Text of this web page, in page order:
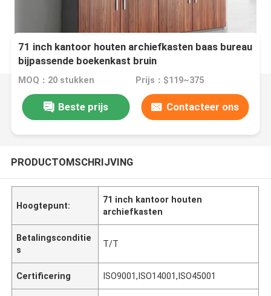
71 inch kantoor houten archiefkasten baas bureau
bijpassende boekenkast bruin
MOQ：20 stukken Prijs：$119~375
Beste prijs Contacteer ons
PRODUCTOMSCHRIJVING
Hoogtepunt:
71 inch kantoor houten
archiefkasten
Betalingsconditie
s
T/T
Certificering ISO9001,ISO14001,ISO45001